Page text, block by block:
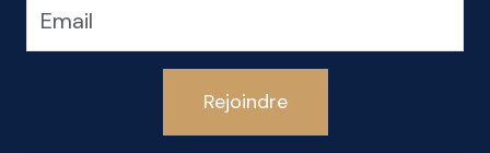
Rejoindre